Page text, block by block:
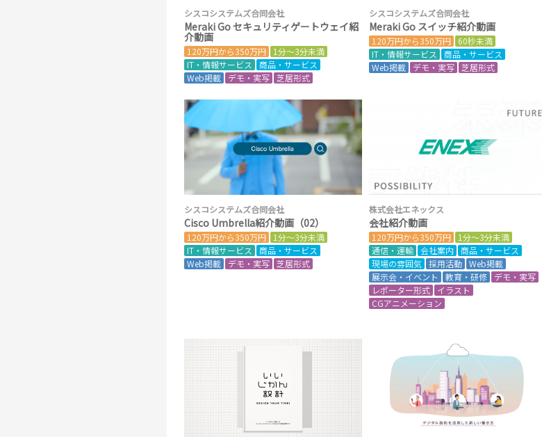
シスコシステムズ合同会社
Meraki Go セキュリティゲートウェイ紹
介動画
120万円から350万円
1分～3分未満
IT・情報サービス
商品・サービス
Web掲載
デモ・実写 芝居形式
シスコシステムズ合同会社
Meraki Go スイッチ紹介動画
120万円から350万円
60秒未満
IT・情報サービス
商品・サービス
Web掲載
デモ・実写 芝居形式
シスコシステムズ合同会社
Cisco Umbrella紹介動画（02）
120万円から350万円
1分～3分未満
IT・情報サービス
商品・サービス
Web掲載
デモ・実写 芝居形式
株式会社エネックス
会社紹介動画
120万円から350万円
1分～3分未満
通信・運輸
会社案内
商品・サービス
現場の雰囲気
採用活動
Web掲載
展示会・イベント
教育・研修
デモ・実写
レポーター形式
イラスト
CGアニメーション